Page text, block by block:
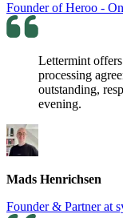
Founder of Heroo -
Lettermint offers
processing
outstanding,
evening.
Mads Henrichsen
Founder & Partner at